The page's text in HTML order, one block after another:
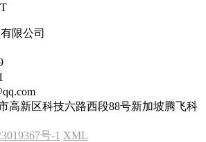
限公司
高新区科技六路西段88号新加坡腾飞科
号-1 XML